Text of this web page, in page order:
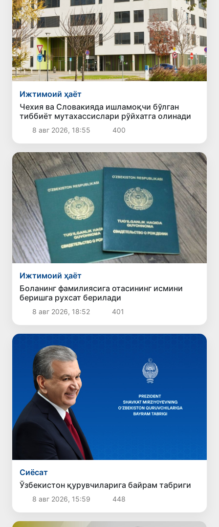
Ижтимоий ҳаёт
Чехия ва Словакияда ишламоқчи бўлган
тиббиёт мутахассислари рўйхатга олинади
8 авг 2026, 18:55 400
Ижтимоий ҳаёт
Боланинг фамилиясига отасининг исмини
беришга рухсат берилади
8 авг 2026, 18:52 401
Сиёсат
Ўзбекистон қурувчиларига байрам табриги
8 авг 2026, 15:59 448